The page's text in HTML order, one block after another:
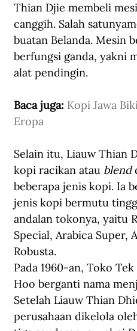
Thian Djie membeli
canggih. Salah
buatan Belanda. Mesin
berfungsi ganda, yakni
alat pendingin.
Baca juga: Kopi Jawa
Eropa
Selain itu, Liauw Thian
kopi racikan atau blend
beberapa jenis kopi. Ia
jenis kopi bermutu
andalan tokonya, yaitu
Special, Arabica Super,
Robusta.
Pada 1960-an, Toko
Hoo berganti nama
Setelah Liauw Thian
perusahaan dikelola